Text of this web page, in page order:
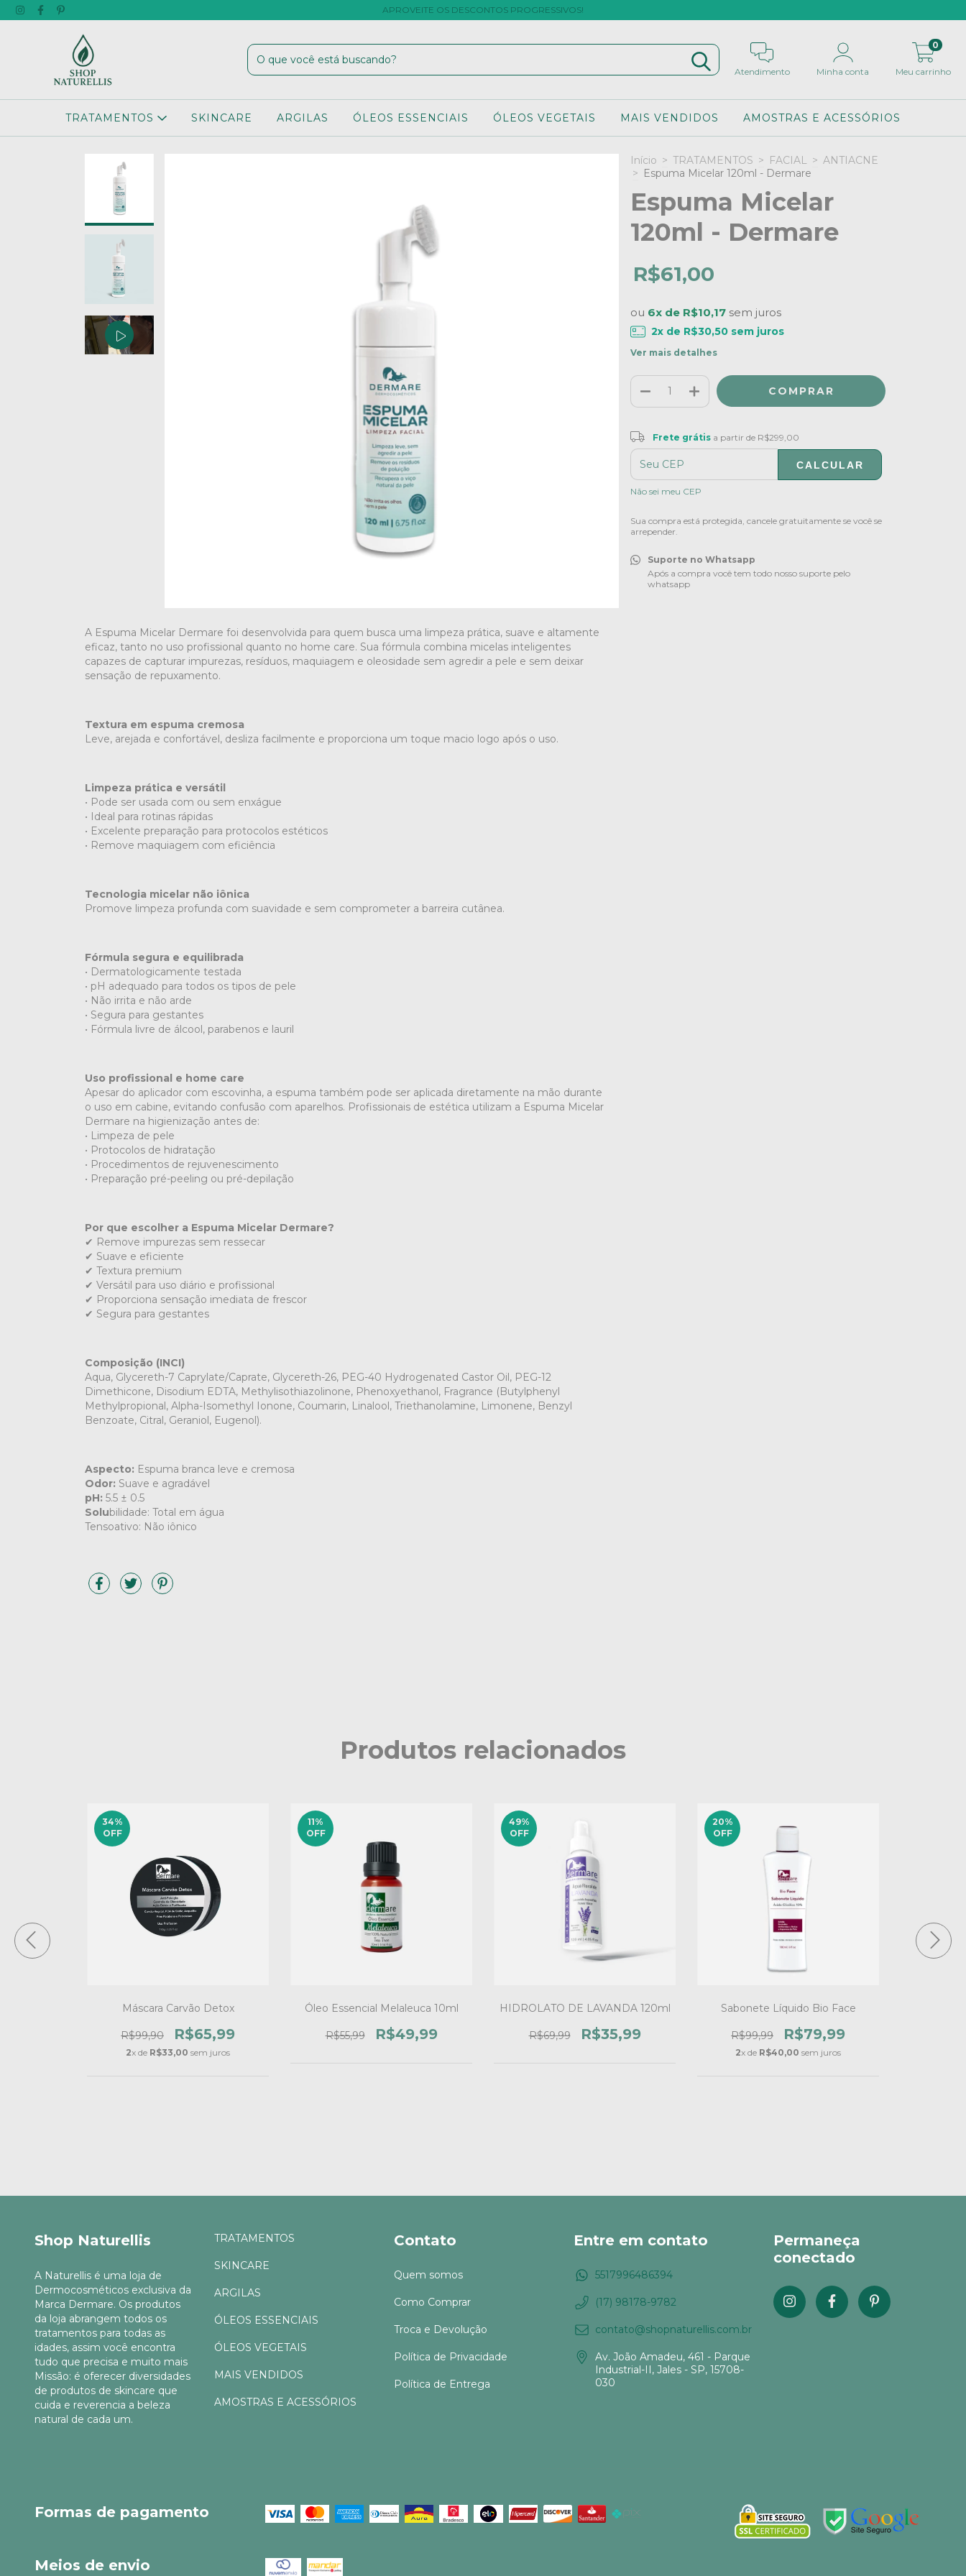
APROVEITE OS DESCONTOS PROGRESSIVOS!
Atendimento Minha conta Meu carrinho
0
TRATAMENTOS SKINCARE ARGILAS ÓLEOS ESSENCIAIS ÓLEOS VEGETAIS MAIS VENDIDOS AMOSTRAS E ACESSÓRIOS
A Espuma Micelar Dermare foi desenvolvida para quem busca uma limpeza prática, suave e altamente
eficaz, tanto no uso profissional quanto no home care. Sua fórmula combina micelas inteligentes
capazes de capturar impurezas, resíduos, maquiagem e oleosidade sem agredir a pele e sem deixar
sensação de repuxamento.
Textura em espuma cremosa
Leve, arejada e confortável, desliza facilmente e proporciona um toque macio logo após o uso.
Limpeza prática e versátil
• Pode ser usada com ou sem enxágue
• Ideal para rotinas rápidas
• Excelente preparação para protocolos estéticos
• Remove maquiagem com eficiência
Tecnologia micelar não iônica
Promove limpeza profunda com suavidade e sem comprometer a barreira cutânea.
Fórmula segura e equilibrada
• Dermatologicamente testada
• pH adequado para todos os tipos de pele
• Não irrita e não arde
• Segura para gestantes
• Fórmula livre de álcool, parabenos e lauril
Uso profissional e home care
Apesar do aplicador com escovinha, a espuma também pode ser aplicada diretamente na mão durante
o uso em cabine, evitando confusão com aparelhos. Profissionais de estética utilizam a Espuma Micelar
Dermare na higienização antes de:
• Limpeza de pele
• Protocolos de hidratação
• Procedimentos de rejuvenescimento
• Preparação pré-peeling ou pré-depilação
Por que escolher a Espuma Micelar Dermare?
✔ Remove impurezas sem ressecar
✔ Suave e eficiente
✔ Textura premium
✔ Versátil para uso diário e profissional
✔ Proporciona sensação imediata de frescor
✔ Segura para gestantes
Composição (INCI)
Aqua, Glycereth-7 Caprylate/Caprate, Glycereth-26, PEG-40 Hydrogenated Castor Oil, PEG-12
Dimethicone, Disodium EDTA, Methylisothiazolinone, Phenoxyethanol, Fragrance (Butylphenyl
Methylpropional, Alpha-Isomethyl Ionone, Coumarin, Linalool, Triethanolamine, Limonene, Benzyl
Benzoate, Citral, Geraniol, Eugenol).
Aspecto: Espuma branca leve e cremosa
Odor: Suave e agradável
pH: 5.5 ± 0.5
Solubilidade: Total em água
Tensoativo: Não iônico
Início > TRATAMENTOS > FACIAL > ANTIACNE
> Espuma Micelar 120ml - Dermare
Espuma Micelar
120ml - Dermare
R$61,00
ou 6x de R$10,17 sem juros
2x de R$30,50sem juros
Ver mais detalhes
Frete grátis R$299,00
Entregas para o CEP: ALTERAR CEP
Frete grátisa partir de R$299,00
CALCULAR
Não sei meu CEP
Sua compra está protegida, cancele gratuitamente se você se
arrepender.
Suporte no Whatsapp
Após a compra você tem todo nosso suporte pelo
whatsapp
Produtos relacionados
34%
OFF
Máscara Carvão Detox
R$99,90 R$65,99
2x de R$33,00 sem juros
11%
OFF
Óleo Essencial Melaleuca 10ml
R$55,99 R$49,99
49%
OFF
HIDROLATO DE LAVANDA 120ml
R$69,99 R$35,99
20%
OFF
Sabonete Líquido Bio Face
R$99,99 R$79,99
2x de R$40,00 sem juros
Shop Naturellis
A Naturellis é uma loja de
Dermocosméticos exclusiva da
Marca Dermare. Os produtos
da loja abrangem todos os
tratamentos para todas as
idades, assim você encontra
tudo que precisa e muito mais
Missão: é oferecer diversidades
de produtos de skincare que
cuida e reverencia a beleza
natural de cada um.
TRATAMENTOS
SKINCARE
ARGILAS
ÓLEOS ESSENCIAIS
ÓLEOS VEGETAIS
MAIS VENDIDOS
AMOSTRAS E ACESSÓRIOS
Contato
Quem somos
Como Comprar
Troca e Devolução
Política de Privacidade
Política de Entrega
Entre em contato
5517996486394
(17) 98178-9782
contato@shopnaturellis.com.br
Av. João Amadeu, 461 - Parque
Industrial-II, Jales - SP, 15708-
030
Permaneça
conectado
Formas de pagamento
Meios de envio